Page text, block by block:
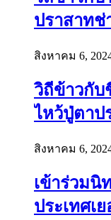
ปราสาทช่
สิงหาคม 6,
วิถีข้าวกับ
ไหว้ปู่ตาป
สิงหาคม 6,
เข้าร่วมนิ
ประเทศเ